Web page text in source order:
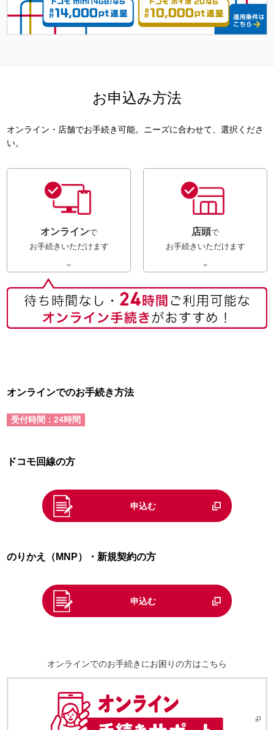
お申込み方法
オンライン・店舗でお手続き可能。ニーズに合わせて、選択くださ
い。
オンラインで
お手続きいただけます

店頭で
お手続きいただけます

オンラインでのお手続き方法
受付時間：24時間
ドコモ回線の方
申込む
のりかえ（MNP）・新規契約の方
申込む
オンラインでのお手続きにお困りの方はこちら